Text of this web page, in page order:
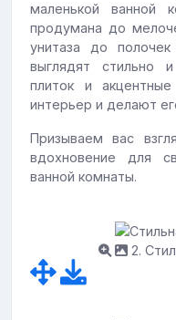
маленькой ванной
продумана до
унитаза до
выглядят стильно
плиток и
интерьер и делают
Призываем вас
вдохновение для
ванной комнаты.
2.